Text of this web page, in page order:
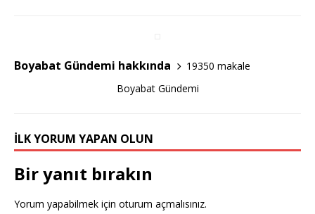
o
k
Boyabat Gündemi hakkında
19350 makale
Boyabat Gündemi
İLK YORUM YAPAN OLUN
Bir yanıt bırakın
Yorum yapabilmek için oturum açmalısınız.